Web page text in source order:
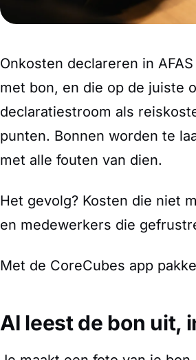
Onkosten declareren in
met bon, en die op de juiste
declaratiestroom als
punten. Bonnen worden te
met alle fouten van dien.
Het gevolg? Kosten die niet
en medewerkers die
Met de CoreCubes app
AI leest de bon uit,